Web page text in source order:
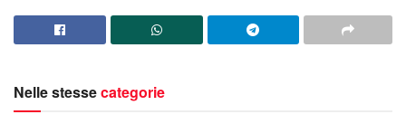
Nelle stessecategorie